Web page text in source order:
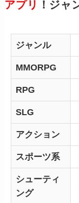
アプリ ！ジャ
ジャンル
MMORPG
RPG
SLG
アクション
スポーツ系
シューティ
ング